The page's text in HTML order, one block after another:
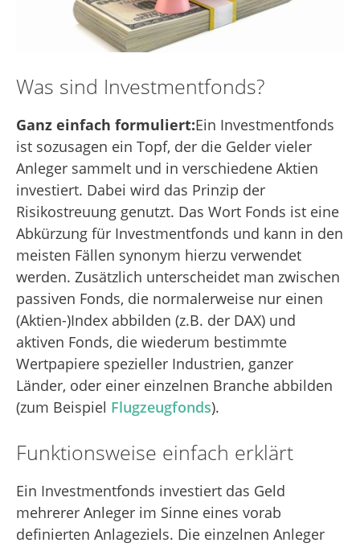
Was sind Investmentfonds?
Ganz einfach formuliert:Ein Investmentfonds
ist sozusagen ein Topf, der die Gelder vieler
Anleger sammelt und in verschiedene Aktien
investiert. Dabei wird das Prinzip der
Risikostreuung genutzt. Das Wort Fonds ist eine
Abkürzung für Investmentfonds und kann in den
meisten Fällen synonym hierzu verwendet
werden. Zusätzlich unterscheidet man zwischen
passiven Fonds, die normalerweise nur einen
(Aktien-)Index abbilden (z.B. der DAX) und
aktiven Fonds, die wiederum bestimmte
Wertpapiere spezieller Industrien, ganzer
Länder, oder einer einzelnen Branche abbilden
(zum Beispiel Flugzeugfonds).
Funktionsweise einfach erklärt
Ein Investmentfonds investiert das Geld
mehrerer Anleger im Sinne eines vorab
definierten Anlageziels. Die einzelnen Anleger